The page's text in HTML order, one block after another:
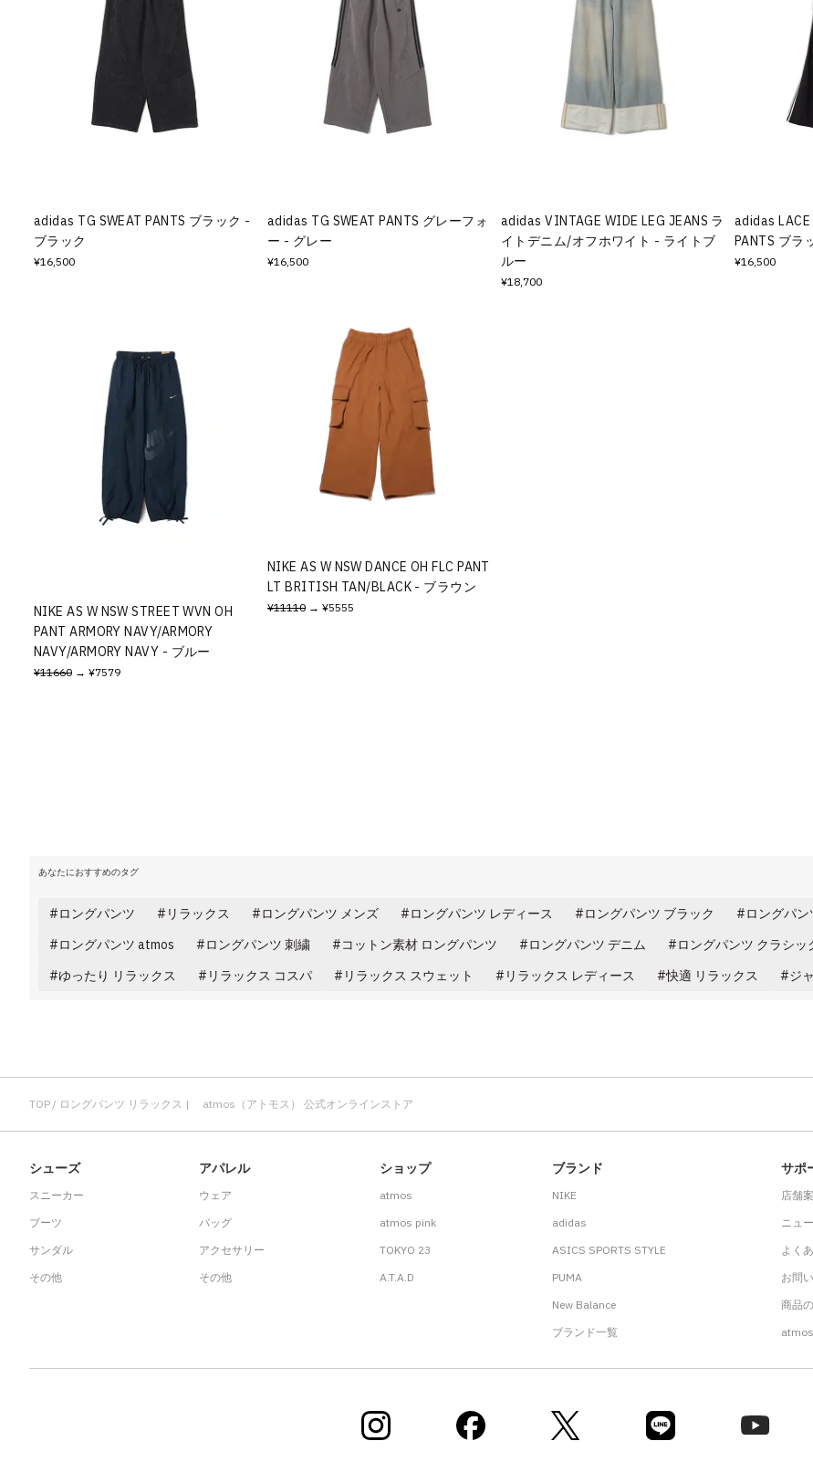
adidas TG SWEAT PANTS ブラック -
ブラック
¥16,500
adidas TG SWEAT PANTS グレーフォ
ー - グレー
¥16,500
adidas VINTAGE WIDE LEG JEANS ラ
イトデニム/オフホワイト - ライトブ
ルー
¥18,700
adidas LACE
PANTS ブラ
¥16,500
NIKE AS W NSW STREET WVN OH
PANT ARMORY NAVY/ARMORY
NAVY/ARMORY NAVY - ブルー
¥11660 → ¥7579
NIKE AS W NSW DANCE OH FLC PANT
LT BRITISH TAN/BLACK - ブラウン
¥11110 → ¥5555
あなたにおすすめのタグ
ロングパンツ リラックス ロングパンツ メンズ ロングパンツ レディース ロングパンツ ブラック ロングパ
ロングパンツ atmos
ロングパンツ 刺繍 コットン素材 ロングパンツ ロングパンツ デニム ロングパンツ クラシッ
ゆったり リラックス
リラックス コスパ リラックス スウェット リラックス レディース 快適 リラックス ジ
TOP ロングパンツ リラックス | atmos（アトモス） 公式オンラインストア
シューズ
スニーカー
ブーツ
サンダル
その他
アパレル
ウェア
バッグ
アクセサリー
その他
ショップ
atmos
atmos pink
TOKYO 23
A.T.A.D
ブランド
NIKE
adidas
ASICS SPORTS STYLE
PUMA
New Balance
ブランド一覧
サポ
店舗
ニュ
よく
お問
商品